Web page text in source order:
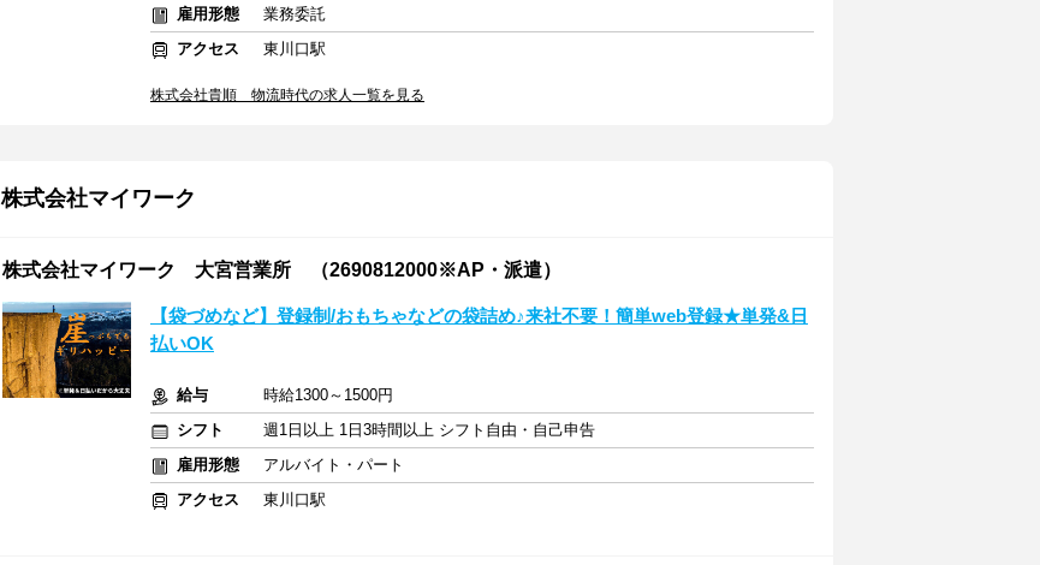
雇用形態
業務委託
アクセス
東川口駅
株式会社貴順 物流時代の求人一覧を見る
株式会社マイワーク
株式会社マイワーク 大宮営業所 （2690812000※AP・派遣）
【袋づめなど】登録制/おもちゃなどの袋詰め♪来社不要！簡単web登録★単発&日
払いOK
給与
時給1300～1500円
シフト
週1日以上 1日3時間以上 シフト自由・自己申告
雇用形態
アルバイト・パート
アクセス
東川口駅